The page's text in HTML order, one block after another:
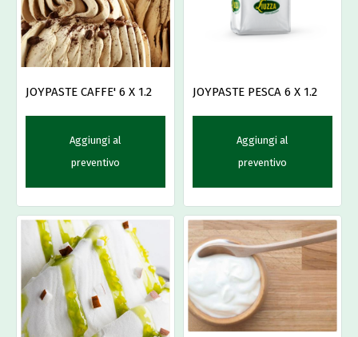
JOYPASTE CAFFE' 6 X 1.2
Aggiungi al
preventivo
JOYPASTE PESCA 6 X 1.2
Aggiungi al
preventivo